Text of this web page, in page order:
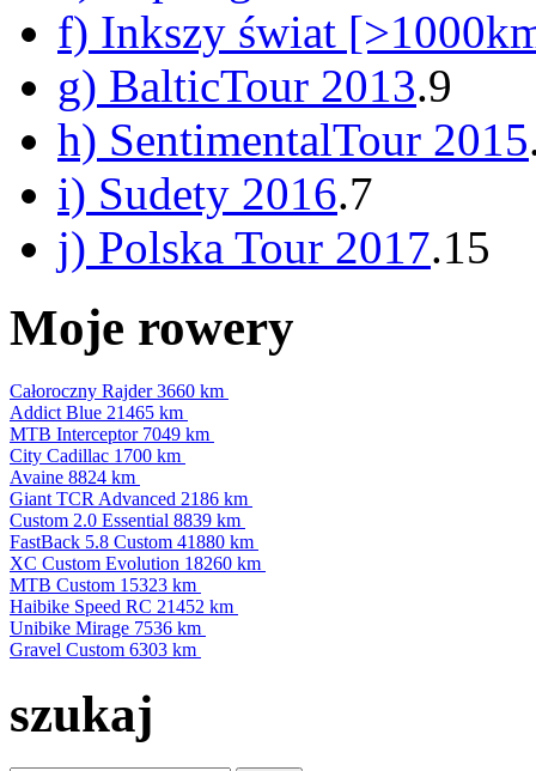
f) Inkszy świat
g) BalticTour 2013.9
h) SentimentalTour 2015
i) Sudety 2016.7
j) Polska Tour 2017.15
Moje rowery
Całoroczny Rajder3660 km
Addict Blue 21465 km
MTB Interceptor 7049 km
City Cadillac 1700 km
Avaine 8824 km
Giant TCR Advanced 2186 km
Custom 2.0 Essential 8839 km
FastBack 5.8 Custom 41880 km
XC Custom Evolution 18260 km
MTB Custom 15323 km
Haibike Speed RC 21452 km
Unibike Mirage 7536 km
Gravel Custom 6303 km
szukaj